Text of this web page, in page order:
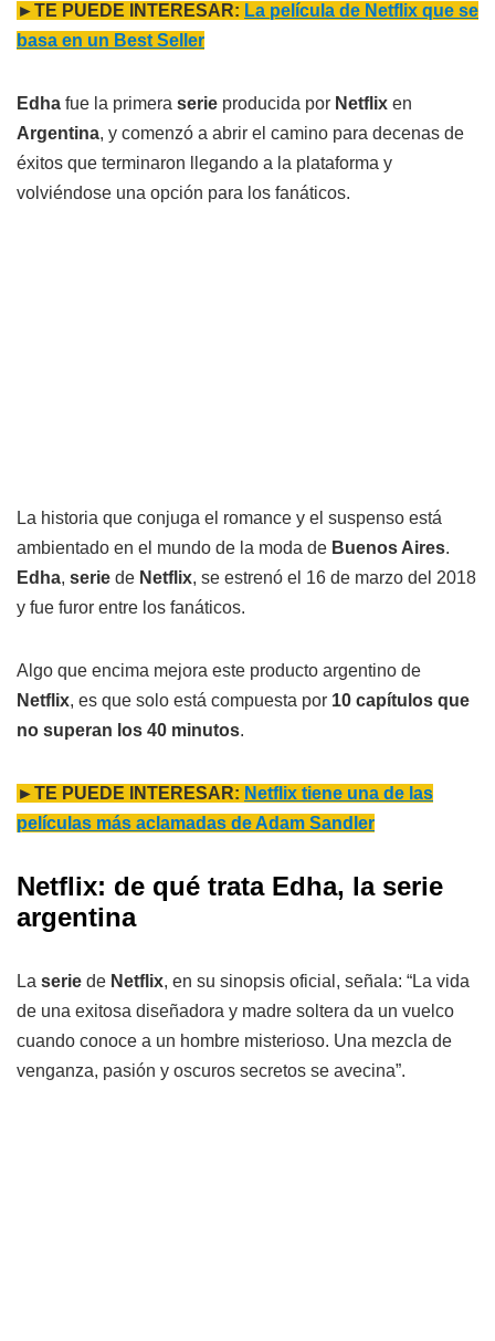
►TE PUEDE INTERESAR: La película de Netflix que se
basa en un Best Seller
Edha fue la primera serie producida por Netflix en
Argentina, y comenzó a abrir el camino para decenas de
éxitos que terminaron llegando a la plataforma y
volviéndose una opción para los fanáticos.
La historia que conjuga el romance y el suspenso está
ambientado en el mundo de la moda de Buenos Aires.
Edha, serie de Netflix, se estrenó el 16 de marzo del 2018
y fue furor entre los fanáticos.
Algo que encima mejora este producto argentino de
Netflix, es que solo está compuesta por 10 capítulos que
no superan los 40 minutos.
►TE PUEDE INTERESAR: Netflix tiene una de las
películas más aclamadas de Adam Sandler
Netflix: de qué trata Edha, la serie
argentina
La serie de Netflix, en su sinopsis oficial, señala: “La vida
de una exitosa diseñadora y madre soltera da un vuelco
cuando conoce a un hombre misterioso. Una mezcla de
venganza, pasión y oscuros secretos se avecina”.